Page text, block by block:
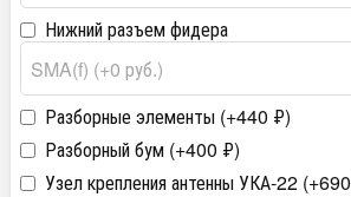
Нижний разъем фидера
Разборные элементы (+440 ₽)
Разборный бум (+400 ₽)
Узел крепления антенны УКА-22 (+690